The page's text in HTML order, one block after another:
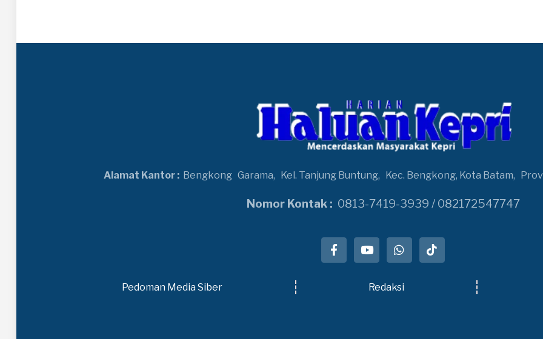
Alamat Kantor : Bengkong Garama, Kel. Tanjung Buntung, Kec. Bengkong, Kota Batam,
Nomor Kontak : 0813-7419-3939 / 082172547747
Pedoman Media Siber Redaksi